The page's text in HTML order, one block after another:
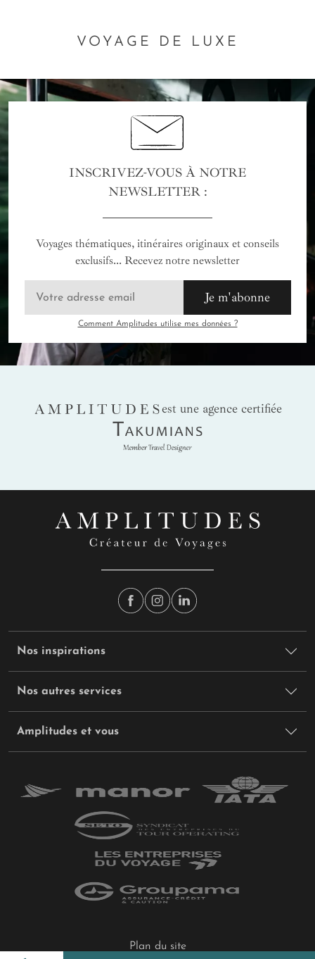
VOYAGE DE LUXE
INSCRIVEZ-VOUS À NOTRE
NEWSLETTER :
Voyages thématiques, itinéraires originaux et conseils
exclusifs... Recevez notre newsletter
Je m'abonne
Comment Amplitudes utilise mes données ?
AMPLITUDES
est une agence certifiée
Takumians
Nos inspirations
Nos autres services
Amplitudes et vous
Plan du site